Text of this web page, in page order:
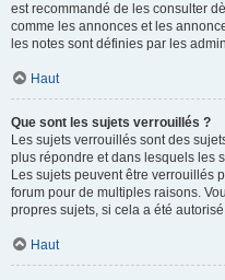
est recommandé de les consulter
comme les annonces et les
les notes sont définies par les
Haut
Que sont les sujets verrouillés ?
Les sujets verrouillés sont des
plus répondre et dans lesquels les
Les sujets peuvent être verrouillés
forum pour de multiples raisons.
propres sujets, si cela a été
Haut